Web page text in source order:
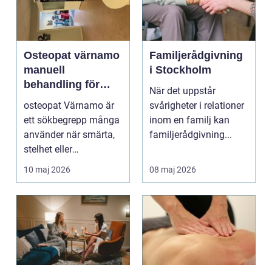
Osteopat värnamo
manuell
behandling för
minskad smärta
och Ökad rörlighet
osteopat Värnamo är
ett sökbegrepp många
använder när smärta,
stelhet eller
återkommande värk
börjar...
10 maj 2026
Familjerådgivning
i Stockholm
När det uppstår
svårigheter i relationer
inom en familj kan
familjerådgivning...
08 maj 2026